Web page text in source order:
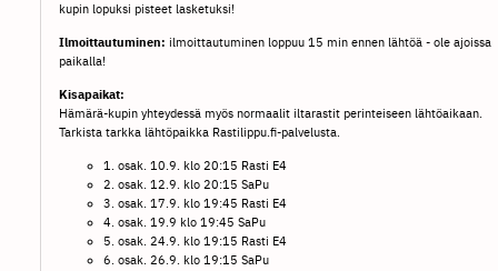
kupin lopuksi pisteet lasketuksi!
Ilmoittautuminen: ilmoittautuminen loppuu 15 min ennen lähtöä - ole ajoissa
paikalla!
Kisapaikat:
Hämärä-kupin yhteydessä myös normaalit iltarastit perinteiseen lähtöaikaan.
Tarkista tarkka lähtöpaikka Rastilippu.fi-palvelusta.
1. osak. 10.9. klo 20:15 Rasti E4
2. osak. 12.9. klo 20:15 SaPu
3. osak. 17.9. klo 19:45 Rasti E4
4. osak. 19.9 klo 19:45 SaPu
5. osak. 24.9. klo 19:15 Rasti E4
6. osak. 26.9. klo 19:15 SaPu